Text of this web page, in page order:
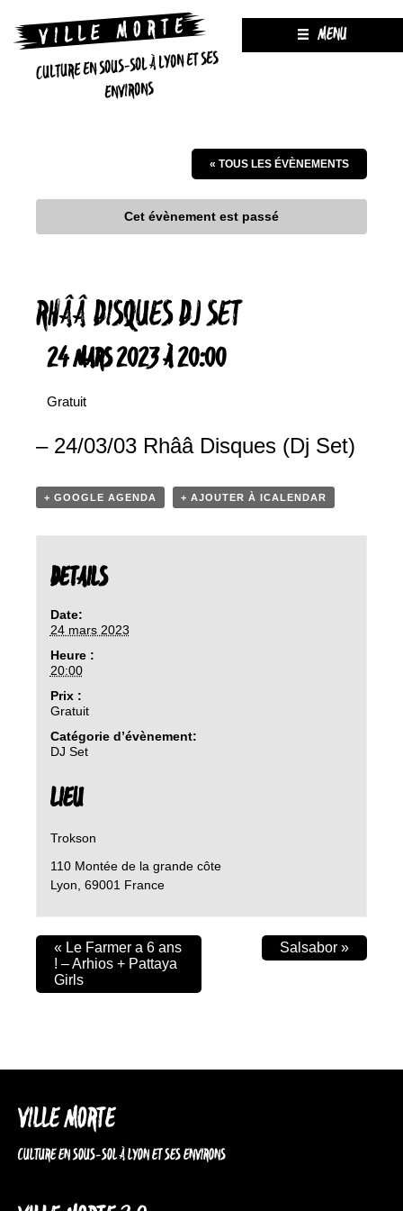
CULTURE EN SOUS-SOL À LYON ET SES
ENVIRONS
MENU
« TOUS LES ÉVÈNEMENTS
Cet évènement est passé
RHÂÂ DISQUES DJ SET
24 MARS 2023 À 20:00
Gratuit
– 24/03/03 Rhââ Disques (Dj Set)
+ GOOGLE AGENDA + AJOUTER À ICALENDAR
DETAILS
Date:
24 mars 2023
Heure :
20:00
Prix :
Gratuit
Catégorie d’évènement:
DJ Set
LIEU
Trokson
110 Montée de la grande côte
Lyon 69001 France
« Le Farmer a 6 ans
! – Arhios + Pattaya
Girls
Salsabor »
VILLE MORTE
CULTURE EN SOUS-SOL À LYON ET SES ENVIRONS